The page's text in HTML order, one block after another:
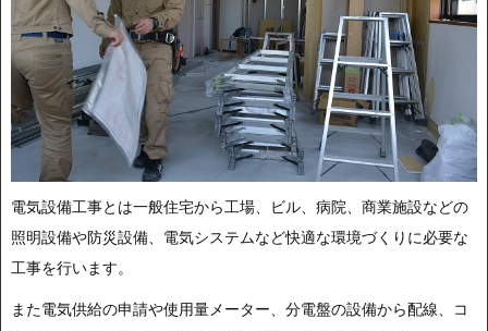
電気設備工事とは一般住宅から工場、ビル、病院、商業施設などの
照明設備や防災設備、電気システムなど快適な環境づくりに必要な
工事を行います。
また電気供給の申請や使用量メーター、分電盤の設備から配線、コ